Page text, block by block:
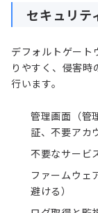
セキュリテ
デフォルトゲート
りやすく、侵害時
行います。
管理画面（管
証、不要アカ
不要なサービ
ファームウェ
避ける）